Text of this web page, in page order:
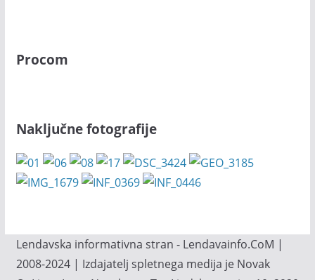
Procom
Naključne fotografije
Lendavska informativna stran - Lendavainfo.CoM |
2008-2024 | Izdajatelj spletnega medija je Novak